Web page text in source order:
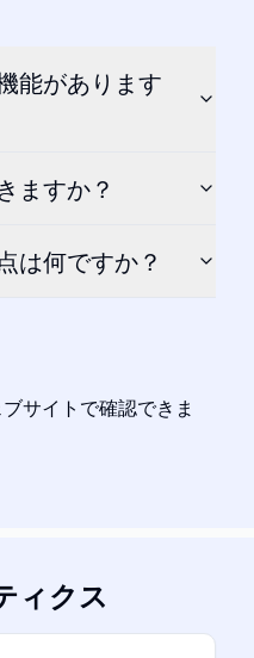
能があります
ますか？
は何ですか？
サイトで確認できま
ィクス